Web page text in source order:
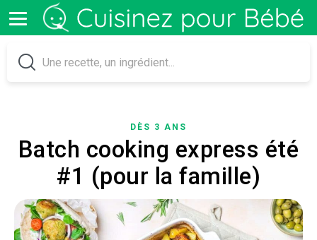
DÈS 3 ANS
Batch cooking express été
#1 (pour la famille)